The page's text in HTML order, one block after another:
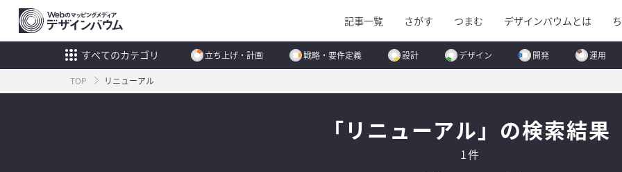
記事一覧 さがす つまむ デザインバウムとは
すべてのカテゴリ 立ち上げ・計画 戦略・要件定義 設計 デザイン 開発 運用
TOP リニューアル
「リニューアル」の検索結果
1件